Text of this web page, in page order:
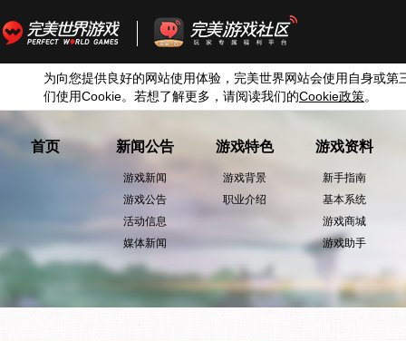
为向您提供良好的网站使用体验，完美世界网站会使用自身或第
们使用Cookie。若想了解更多，请阅读我们的Cookie政策。
首页 新闻公告
游戏新闻
游戏公告
活动信息
媒体新闻
游戏特色
游戏背景
职业介绍
游戏资料
新手指南
基本系统
游戏商城
游戏助手